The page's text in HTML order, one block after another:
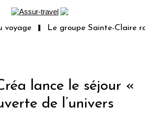
Le groupe Sainte-Claire
lance le séjour «
de l’univers